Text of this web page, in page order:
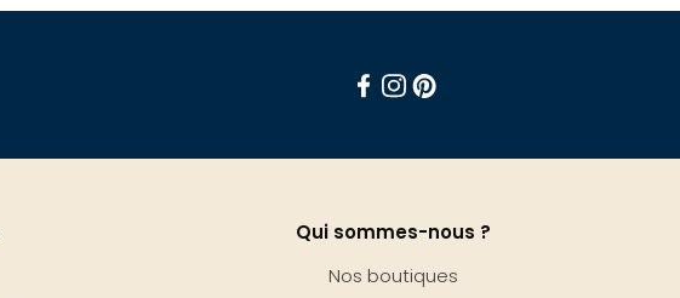
Qui sommes-nous ?
Nos boutiques